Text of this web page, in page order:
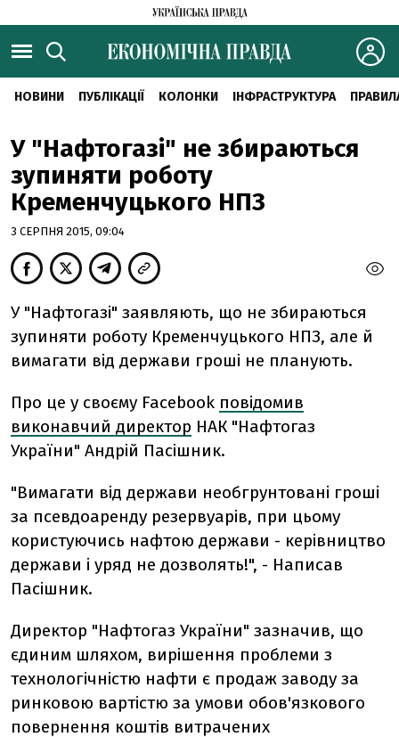
НОВИНИ ПУБЛІКАЦІЇ КОЛОНКИ ІНФРАСТРУКТУРА
У "Нафтогазі" не збираються
зупиняти роботу
Кременчуцького НПЗ
3 СЕРПНЯ 2015, 09:04
У "Нафтогазі" заявляють, що не збираються
зупиняти роботу Кременчуцького НПЗ, але й
вимагати від держави гроші не планують.
Про це у своєму Facebook повідомив
виконавчий директор НАК "Нафтогаз
України" Андрій Пасішник.
"Вимагати від держави необгрунтовані гроші
за псевдоаренду резервуарів, при цьому
користуючись нафтою держави - керівництво
держави і уряд не дозволять!", - Написав
Пасішник.
Директор "Нафтогаз України" зазначив, що
єдиним шляхом, вирішення проблеми з
технологічністю нафти є продаж заводу за
ринковою вартістю за умови обов'язкового
повернення коштів витрачених